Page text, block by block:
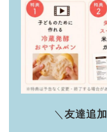
＼友達追加